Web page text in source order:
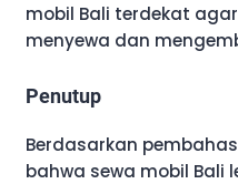
mobil Bali terdekat
menyewa dan
Penutup
Berdasarkan
bahwa sewa mobil Bali